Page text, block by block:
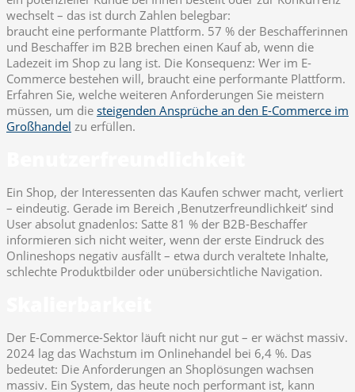
wechselt – das ist durch Zahlen belegbar:
braucht eine performante Plattform. 57 % der Beschafferinnen
und Beschaffer im B2B brechen einen Kauf ab, wenn die
Ladezeit im Shop zu lang ist. Die Konsequenz: Wer im E-
Commerce bestehen will, braucht eine performante Plattform.
Erfahren Sie, welche weiteren Anforderungen Sie meistern
müssen, um die steigenden Ansprüche an den E-Commerce im
Großhandel zu erfüllen.
Ein Shop, der Interessenten das Kaufen schwer macht, verliert
– eindeutig. Gerade im Bereich ‚Benutzerfreundlichkeit‘ sind
User absolut gnadenlos: Satte 81 % der B2B-Beschaffer
informieren sich nicht weiter, wenn der erste Eindruck des
Onlineshops negativ ausfällt – etwa durch veraltete Inhalte,
schlechte Produktbilder oder unübersichtliche Navigation.
Der E-Commerce-Sektor läuft nicht nur gut – er wächst massiv.
2024 lag das Wachstum im Onlinehandel bei 6,4 %. Das
bedeutet: Die Anforderungen an Shoplösungen wachsen
massiv. Ein System, das heute noch performant ist, kann